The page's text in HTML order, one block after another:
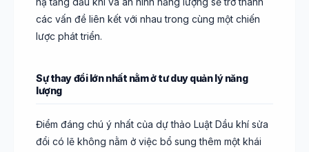
các vấn đề liên kết với nhau trong cùng một chiến
lược phát triển.
Sự thay đổi lớn nhất nằm ở tư duy quản lý năng
lượng
Điểm đáng chú ý nhất của dự thảo Luật Dầu khí sửa
đổi có lẽ không nằm ở việc bổ sung thêm một khái